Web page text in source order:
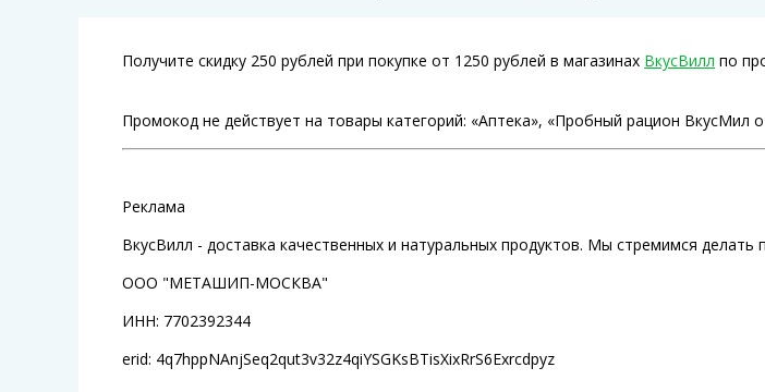
Получите скидку 250 рублей при покупке от 1250 рублей в магазинах ВкусВилл по
Промокод не действует на товары категорий: «Аптека», «Пробный рацион ВкусМил
Реклама
ВкусВилл - доставка качественных и натуральных продуктов. Мы стремимся
ООО "МЕТАШИП-МОСКВА"
ИНН: 7702392344
erid: 4q7hppNAnjSeq2qut3v32z4qiYSGKsBTisXixRrS6Exrcdpyz